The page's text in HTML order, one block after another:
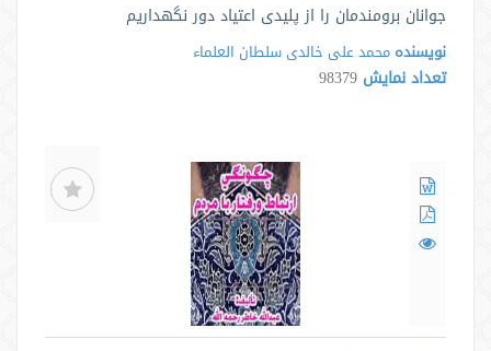
جوانان برومندمان را از پلیدی اعتیاد دور نگهداریم
نویسنده محمد علی خالدی سلطان العلماء
تعداد نمایش 98379